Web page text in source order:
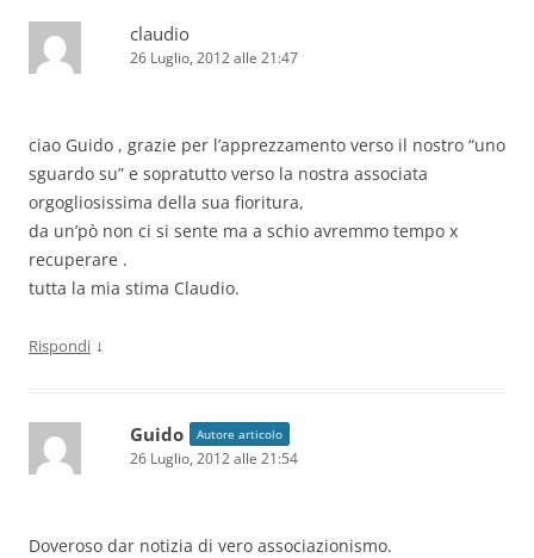
claudio
26 Luglio, 2012 alle 21:47
ciao Guido , grazie per l’apprezzamento verso il nostro “uno
sguardo su” e sopratutto verso la nostra associata
orgogliosissima della sua fioritura,
da un’pò non ci si sente ma a schio avremmo tempo x
recuperare .
tutta la mia stima Claudio.
Rispondi ↓
Guido Autore articolo
26 Luglio, 2012 alle 21:54
Doveroso dar notizia di vero associazionismo.